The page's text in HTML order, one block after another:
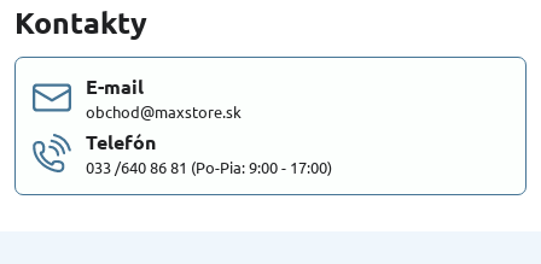
Kontakty
E-mail
obchod@maxstore.sk
Telefón
033 /640 86 81 (Po-Pia: 9:00 - 17:00)